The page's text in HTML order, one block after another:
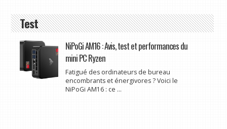
Test
NiPoGi AM16 : Avis, test et performances du
mini PC Ryzen
Fatigué des ordinateurs de bureau
encombrants et énergivores ? Voici le
NiPoGi AM16 : ce ...